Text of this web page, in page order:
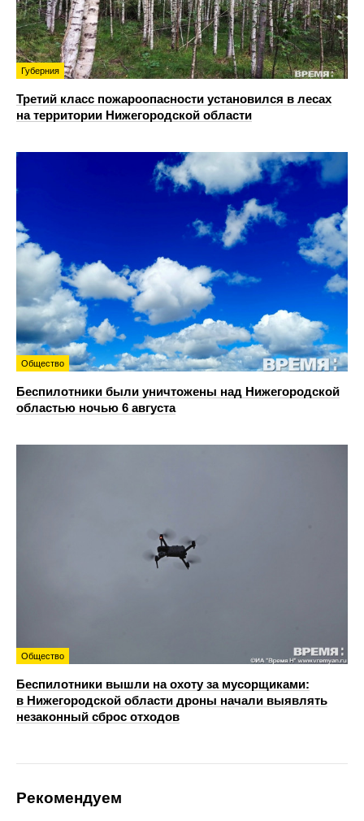
Губерния
Третий класс пожароопасности установился в лесах
на территории Нижегородской области
Общество
Беспилотники были уничтожены над Нижегородской
областью ночью 6 августа
Общество
Беспилотники вышли на охоту за мусорщиками:
в Нижегородской области дроны начали выявлять
незаконный сброс отходов
Рекомендуем